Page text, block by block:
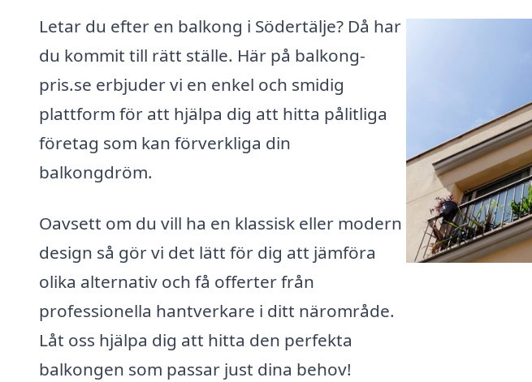
Letar du efter en balkong i Södertälje? Då har
du kommit till rätt ställe. Här på balkong-
pris.se erbjuder vi en enkel och smidig
plattform för att hjälpa dig att hitta pålitliga
företag som kan förverkliga din
balkongdröm.
Oavsett om du vill ha en klassisk eller modern
design så gör vi det lätt för dig att jämföra
olika alternativ och få offerter från
professionella hantverkare i ditt närområde.
Låt oss hjälpa dig att hitta den perfekta
balkongen som passar just dina behov!